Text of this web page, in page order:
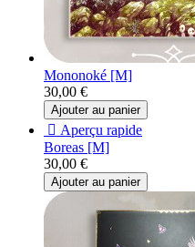
Mononoké [M]
30,00 €
Ajouter au panier
 Aperçu rapide
Boreas [M]
30,00 €
Ajouter au panier